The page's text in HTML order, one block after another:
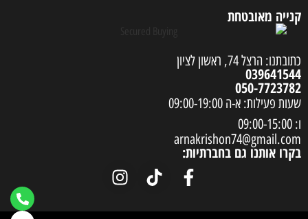
קנייה מאובטחת
כתובתנו: הרצל 74, ראשון לציון
039641544
050-7723782
שעות פעילות: א-ה 09:00-19:00
ו: 09:00-15:00
arnakrishon74@gmail.com
בקרו אותנו גם בחברתיות: